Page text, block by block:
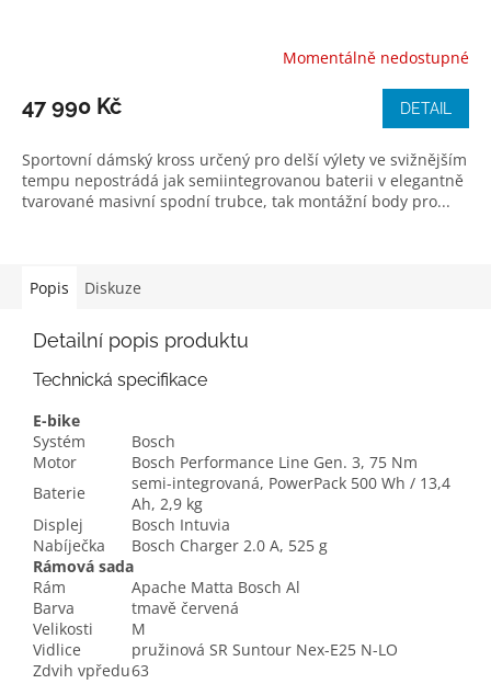
Momentálně nedostupné
47 990 Kč DETAIL
Sportovní dámský kross určený pro delší výlety ve svižnějším
tempu nepostrádá jak semiintegrovanou baterii v elegantně
tvarované masivní spodní trubce, tak montážní body pro...
Popis Diskuze
Detailní popis produktu
Technická specifikace
E-bike
Systém
Bosch
Motor
Bosch Performance Line Gen. 3, 75 Nm
Baterie
semi-integrovaná, PowerPack 500 Wh / 13,4
Ah, 2,9 kg
Displej
Bosch Intuvia
Nabíječka
Bosch Charger 2.0 A, 525 g
Rámová sada
Rám
Apache Matta Bosch Al
Barva
tmavě červená
Velikosti
M
Vidlice
pružinová SR Suntour Nex-E25 N-LO
Zdvih vpředu63